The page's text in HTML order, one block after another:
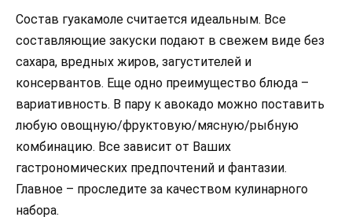
Состав гуакамоле считается идеальным. Все
составляющие закуски подают в свежем виде без
сахара, вредных жиров, загустителей и
консервантов. Еще одно преимущество блюда –
вариативность. В пару к авокадо можно поставить
любую овощную/фруктовую/мясную/рыбную
комбинацию. Все зависит от Ваших
гастрономических предпочтений и фантазии.
Главное – проследите за качеством кулинарного
набора.